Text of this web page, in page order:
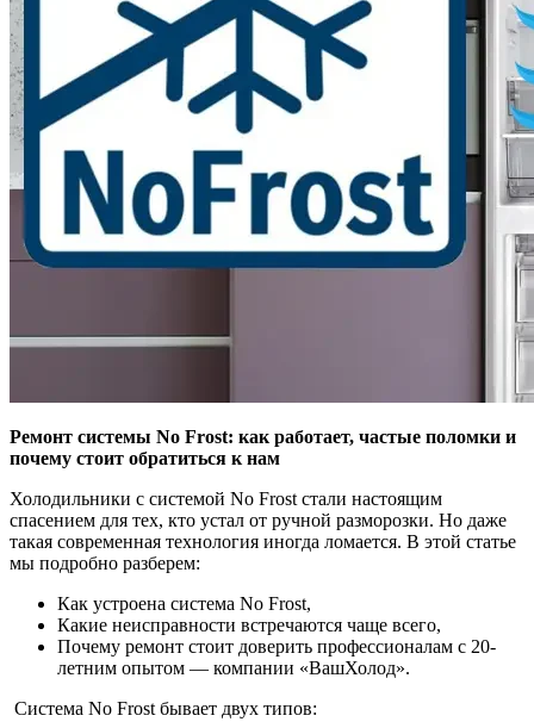
Ремонт системы No Frost: как работает, частые поломки и
почему стоит обратиться к нам
Холодильники с системой No Frost стали настоящим
спасением для тех, кто устал от ручной разморозки. Но даже
такая современная технология иногда ломается. В этой статье
мы подробно разберем:
Как устроена система No Frost,
Какие неисправности встречаются чаще всего,
Почему ремонт стоит доверить профессионалам с 20-
летним опытом — компании «ВашХолод».
Система No Frost бывает двух типов: